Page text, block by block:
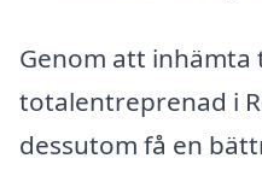
Genom att
totalentreprenad i
dessutom få en